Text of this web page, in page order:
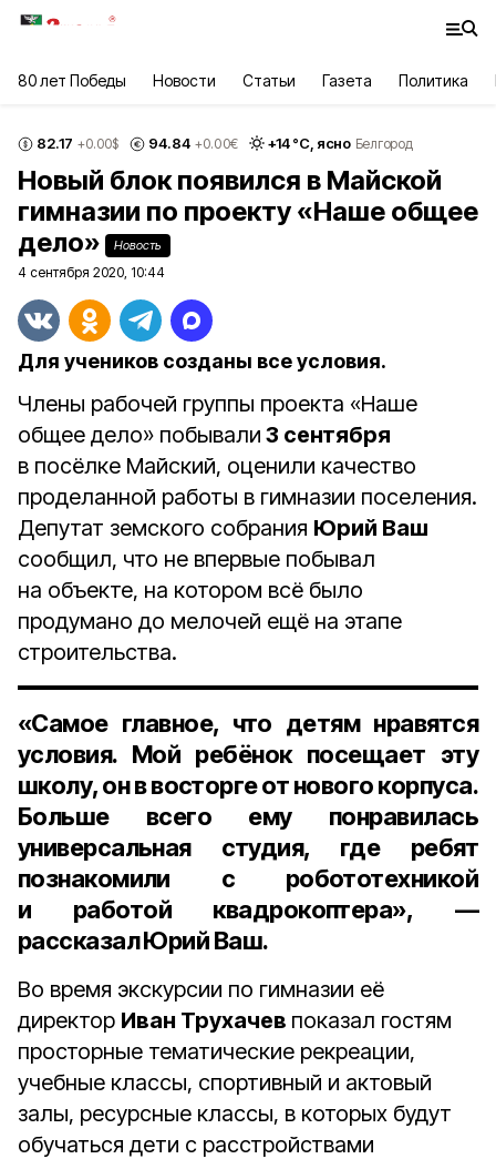
80 лет Победы Новости Статьи Газета Политика
82.17 +0.00$ 94.84 +0.00€ +14°С, ясно Белгород
Новый блок появился в Майской
гимназии по проекту «Наше общее
дело»
Новость
4 сентября 2020, 10:44
Для учеников созданы все условия.
Члены рабочей группы проекта «Наше
общее дело» побывали 3 сентября
в посёлке Майский, оценили качество
проделанной работы в гимназии поселения.
Депутат земского собрания Юрий Ваш
сообщил, что не впервые побывал
на объекте, на котором всё было
продумано до мелочей ещё на этапе
строительства.
«Самое главное, что детям нравятся
условия. Мой ребёнок посещает эту
школу, он в восторге от нового корпуса.
Больше всего ему понравилась
универсальная студия, где ребят
познакомили с робототехникой
и работой квадрокоптера», —
рассказал Юрий Ваш.
Во время экскурсии по гимназии её
директор Иван Трухачев показал гостям
просторные тематические рекреации,
учебные классы, спортивный и актовый
залы, ресурсные классы, в которых будут
обучаться дети с расстройствами